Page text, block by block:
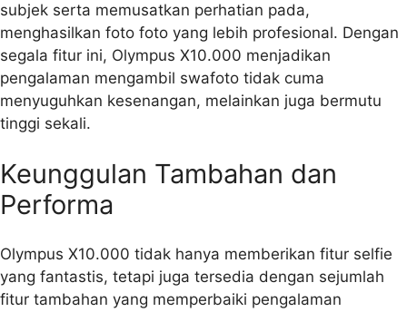
subjek serta memusatkan perhatian pada,
menghasilkan foto foto yang lebih profesional. Dengan
segala fitur ini, Olympus X10.000 menjadikan
pengalaman mengambil swafoto tidak cuma
menyuguhkan kesenangan, melainkan juga bermutu
tinggi sekali.
Keunggulan Tambahan dan
Performa
Olympus X10.000 tidak hanya memberikan fitur selfie
yang fantastis, tetapi juga tersedia dengan sejumlah
fitur tambahan yang memperbaiki pengalaman